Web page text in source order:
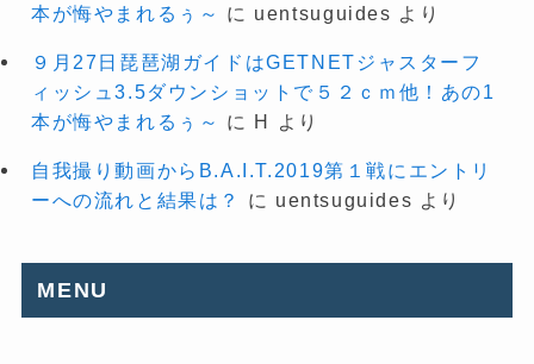
本が悔やまれるぅ～
に uentsuguides より
９月27日琵琶湖ガイドはGETNETジャスターフ
ィッシュ3.5ダウンショットで５２ｃｍ他！あの1
本が悔やまれるぅ～
に H より
自我撮り動画からB.A.I.T.2019第１戦にエントリ
ーへの流れと結果は？
に uentsuguides より
MENU